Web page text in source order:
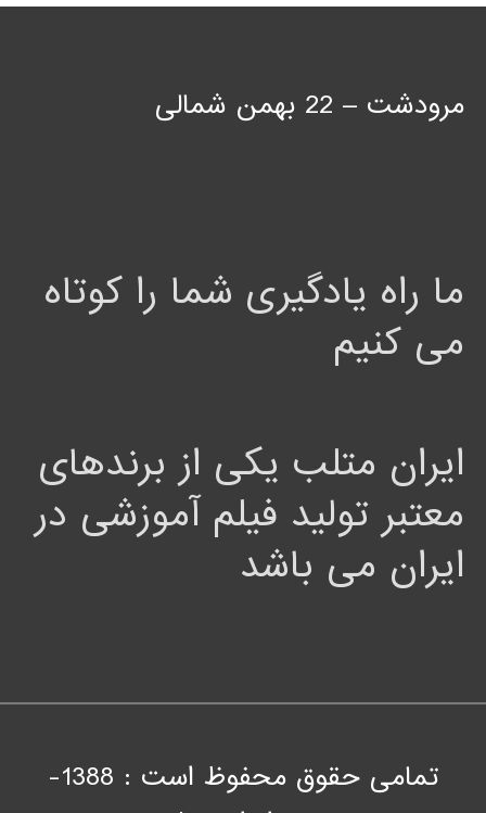
مرودشت – 22 بهمن شمالی
ما راه یادگیری شما را کوتاه
می کنیم
ایران متلب یکی از برندهای
معتبر تولید فیلم آموزشی در
ایران می باشد
تمامی حقوق محفوظ است : 1388-